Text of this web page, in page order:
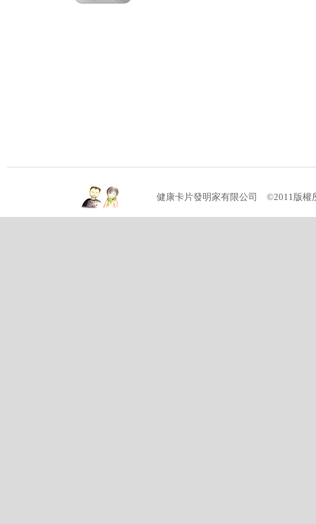
健康卡片發明家有限公司 ©2011版權